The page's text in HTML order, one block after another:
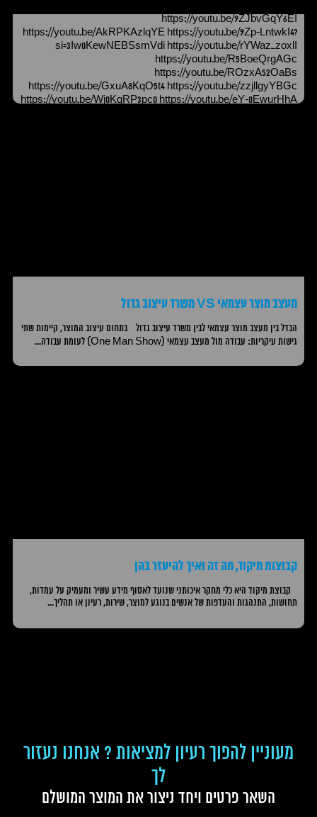
https://youtu.be/9ZJbvGqY6EI
https://youtu.be/AkRPKAzlqYE https://youtu.be/9Zp-LntwkI4?
si=3Iw0KewNEBSsmVdi https://youtu.be/rYWaz_zoxlI
https://youtu.be/R5BoeQrgAGc
https://youtu.be/ROzxA52OaBs
https://youtu.be/GxuA8KqO5t4 https://youtu.be/zzjllgyYBGc
https://youtu.be/Wj0KqRP3pc0 https://youtu.be/eY-0EwurHhA
מעצב מוצר עצמאי VS משרד עיצוב גדול
הבדל בין מעצב מוצר עצמאי לבין משרד עיצוב גדול בתחום עיצוב המוצר, קיימות שתי
גישות עיקריות: עבודה מול מעצב עצמאי (One Man Show) לעומת עבודה...
קבוצות מיקוד, מה זה ואיך להיעזר בהן
קבוצת מיקוד היא כלי מחקר איכותני שנועד לאסוף מידע עשיר ומעמיק על עמדות,
תחושות, התנהגות והעדפות של אנשים בנוגע למוצר, שירות, רעיון או תהליך...
מעוניין להפוך רעיון למציאות ? אנחנו נעזור
לך
השאר פרטים ויחד ניצור את המוצר המושלם